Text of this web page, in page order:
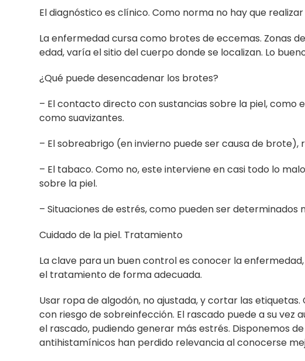
El diagnóstico es clínico. Como norma no hay que
La enfermedad cursa como brotes de eccemas. Zonas
edad, varía el sitio del cuerpo donde se localizan. Lo
¿Qué puede desencadenar los brotes?
– El contacto directo con sustancias sobre la piel, como
como suavizantes.
– El sobreabrigo (en invierno puede ser causa de brote),
– El tabaco. Como no, este interviene en casi todo lo
sobre la piel.
– Situaciones de estrés, como pueden ser
Cuidado de la piel. Tratamiento
La clave para un buen control es conocer la
el tratamiento de forma adecuada.
Usar ropa de algodón, no ajustada, y cortar las
con riesgo de sobreinfección. El rascado puede a su
el rascado, pudiendo generar más estrés. Disponemos
antihistamínicos han perdido relevancia al conocerse